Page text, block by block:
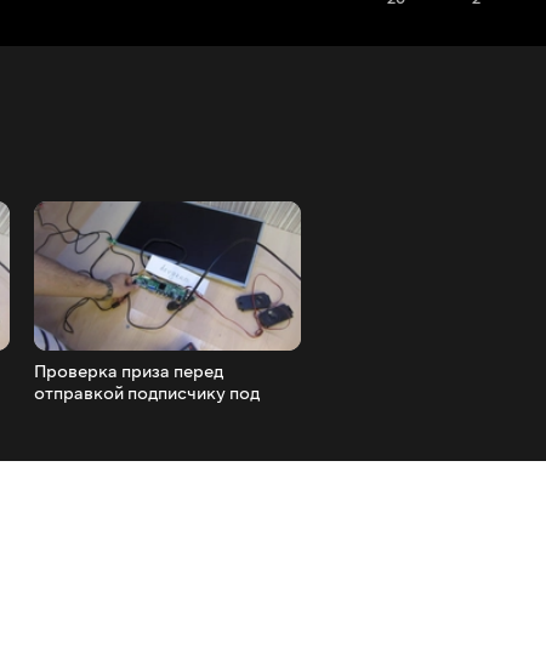
Проверка приза перед
отправкой подписчику под